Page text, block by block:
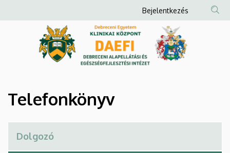
Debreceni
és
Egészségfejlesztési
Intézet
a
Anonim
Felhasználói
fiók
menüje
Bejelentkezés
Telefonkönyv